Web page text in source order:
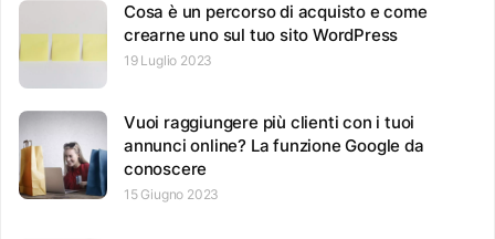
Cosa è un percorso di acquisto e come
crearne uno sul tuo sito WordPress
19 Luglio 2023
Vuoi raggiungere più clienti con i tuoi
annunci online? La funzione Google da
conoscere
15 Giugno 2023